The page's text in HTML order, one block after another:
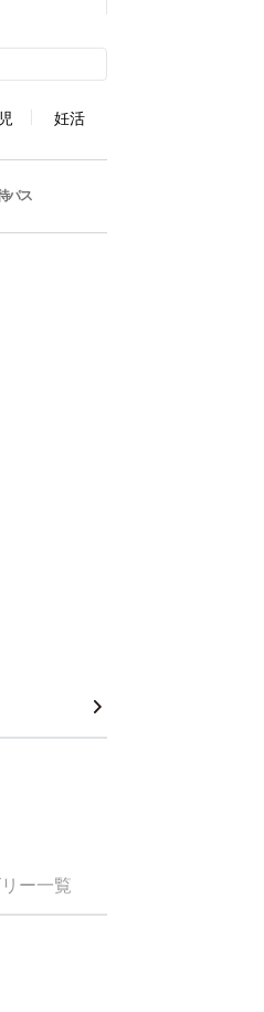
妊活
パス
ー一覧